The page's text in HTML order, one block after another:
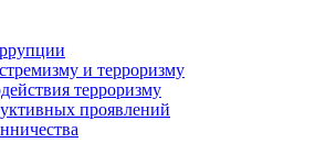
и терроризму
терроризму
проявлений